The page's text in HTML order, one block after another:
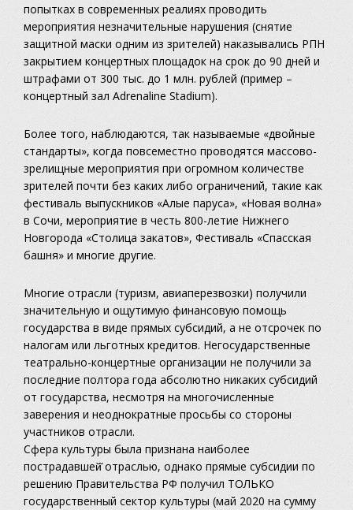
попытках в современных реалиях проводить
мероприятия незначительные нарушения (снятие
защитной маски одним из зрителей) наказывались РПН
закрытием концертных площадок на срок до 90 дней и
штрафами от 300 тыс. до 1 млн. рублей (пример –
концертный зал Adrenaline Stadium).
Более того, наблюдаются, так называемые «двойные
стандарты», когда повсеместно проводятся массово-
зрелищные мероприятия при огромном количестве
зрителей почти без каких либо ограничений, такие как
фестиваль выпускников «Алые паруса», «Новая волна»
в Сочи, мероприятие в честь 800-летие Нижнего
Новгорода «Столица закатов», Фестиваль «Спасская
башня» и многие другие.
Многие отрасли (туризм, авиаперезвозки) получили
значительную и ощутимую финансовую помощь
государства в виде прямых субсидий, а не отсрочек по
налогам или льготных кредитов. Негосударственные
театрально-концертные организации не получили за
последние полтора года абсолютно никаких субсидий
от государства, несмотря на многочисленные
заверения и неоднократные просьбы со стороны
участников отрасли.
Сфера культуры была признана наиболее
пострадавшей̆ отраслью, однако прямые субсидии по
решению Правительства РФ получил ТОЛЬКО
государственный сектор культуры (май 2020 на сумму